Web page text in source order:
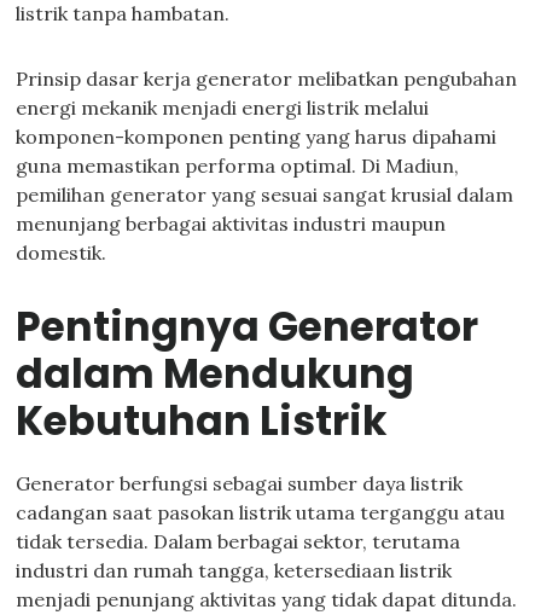
listrik tanpa hambatan.
Prinsip dasar kerja generator melibatkan pengubahan
energi mekanik menjadi energi listrik melalui
komponen-komponen penting yang harus dipahami
guna memastikan performa optimal. Di Madiun,
pemilihan generator yang sesuai sangat krusial dalam
menunjang berbagai aktivitas industri maupun
domestik.
Pentingnya Generator
dalam Mendukung
Kebutuhan Listrik
Generator berfungsi sebagai sumber daya listrik
cadangan saat pasokan listrik utama terganggu atau
tidak tersedia. Dalam berbagai sektor, terutama
industri dan rumah tangga, ketersediaan listrik
menjadi penunjang aktivitas yang tidak dapat ditunda.